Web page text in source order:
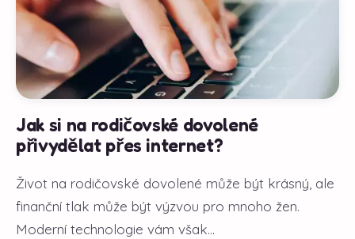
Jak si na rodičovské dovolené
přivydělat přes internet?
Život na rodičovské dovolené může být krásný, ale
finanční tlak může být výzvou pro mnoho žen.
Moderní technologie vám však...